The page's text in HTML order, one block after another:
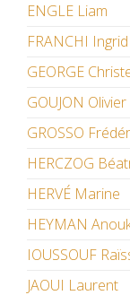
ENGLE Liam
FRANCHI Ingrid
GEORGE
GOUJON Olivier
GROSSO
HERCZOG
HERVÉ Marine
HEYMAN
IOUSSOUF
JAOUI Laurent